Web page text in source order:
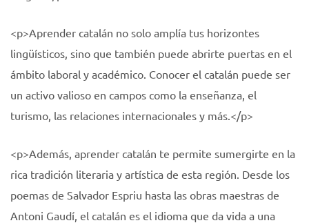
<p>Aprender catalán no solo amplía tus horizontes
lingüísticos, sino que también puede abrirte puertas en el
ámbito laboral y académico. Conocer el catalán puede ser
un activo valioso en campos como la enseñanza, el
turismo, las relaciones internacionales y más.</p>
<p>Además, aprender catalán te permite sumergirte en la
rica tradición literaria y artística de esta región. Desde los
poemas de Salvador Espriu hasta las obras maestras de
Antoni Gaudí, el catalán es el idioma que da vida a una